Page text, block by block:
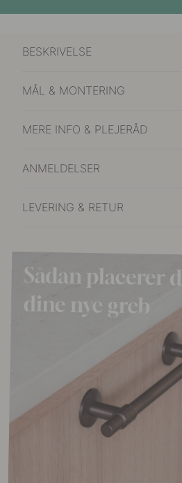
BESKRIVELSE
MÅL & MONTERING
MERE INFO & PLEJERÅD
ANMELDELSER
LEVERING & RETUR